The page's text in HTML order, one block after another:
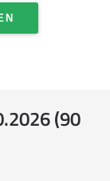
(90